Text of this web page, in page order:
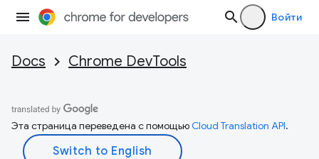
Войти
Docs Chrome DevTools
Эта страница переведена с помощьюCloud Translation API.